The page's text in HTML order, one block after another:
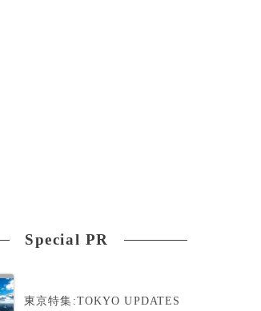
Special PR
東京特集:TOKYO UPDATES